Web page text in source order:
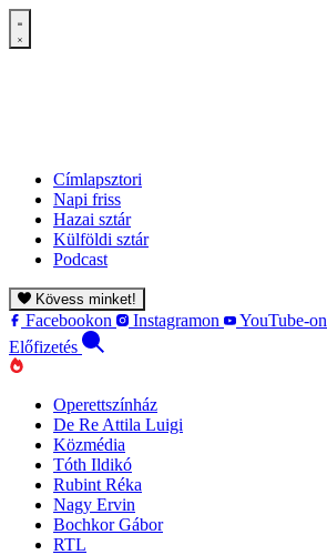
Címlapsztori
Napi friss
Hazai sztár
Külföldi sztár
Podcast
Kövess minket!
Facebookon Instagramon YouTube-on
Előfizetés
Operettszínház
De Re Attila Luigi
Közmédia
Tóth Ildikó
Rubint Réka
Nagy Ervin
Bochkor Gábor
RTL